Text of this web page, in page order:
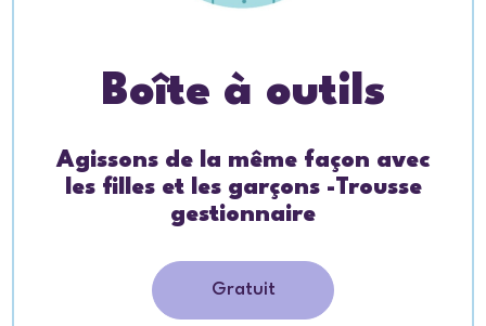
Boîte à outils
Agissons de la même façon avec
les filles et les garçons -Trousse
gestionnaire
Gratuit